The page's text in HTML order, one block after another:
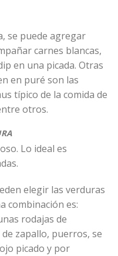
se puede agregar
carnes blancas,
en una picada. Otras
en puré son las
típico de la comida de
otros.
Lo ideal es
elegir las verduras
combinación es:
rodajas de
zapallo, puerros, se
picado y por